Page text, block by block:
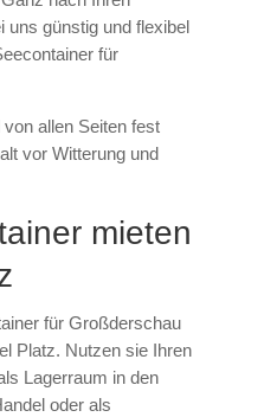
uns günstig und flexibel
für
allen Seiten fest
vor Witterung und
mieten
für Großderschau
Platz. Nutzen sie Ihren
Lagerraum in den
oder als